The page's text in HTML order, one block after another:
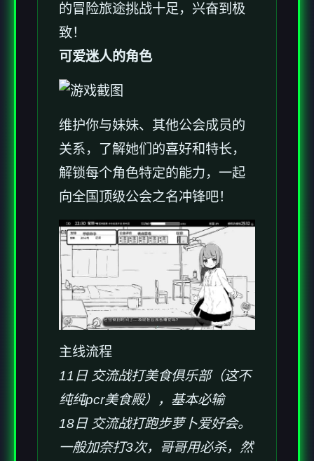
的冒险旅途挑战十足，兴奋到极
致！
可爱迷人的角色
维护你与妹妹、其他公会成员的
关系，了解她们的喜好和特长，
解锁每个角色特定的能力，一起
向全国顶级公会之名冲锋吧！
主线流程
11日 交流战打美食俱乐部（这不
纯纯pcr美食殿），基本必输
18日 交流战打跑步萝卜爱好会。
一般加奈打3次，哥哥用必杀，然